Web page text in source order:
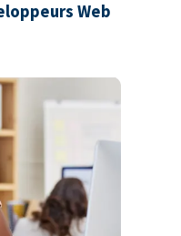
Web